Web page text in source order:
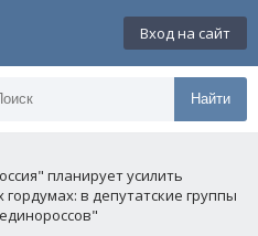
Вход на сайт
Найти
планирует усилить
в депутатские группы